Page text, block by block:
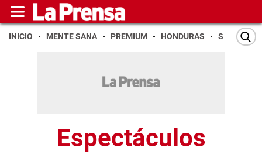
INICIO MENTE SANA PREMIUM HONDURAS SAN PEDRO
Espectáculos